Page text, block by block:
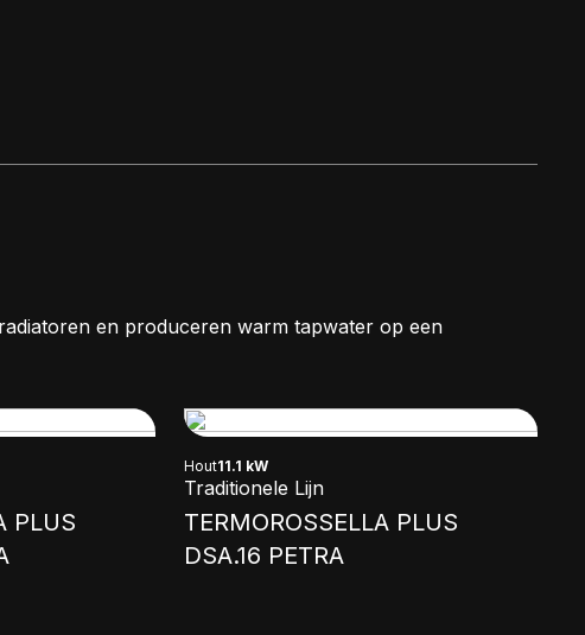
en produceren warm tapwater op een
PLUS
Hout11.1 kW
Traditionele Lijn
TERMOROSSELLA PLUS
DSA.16 PETRA